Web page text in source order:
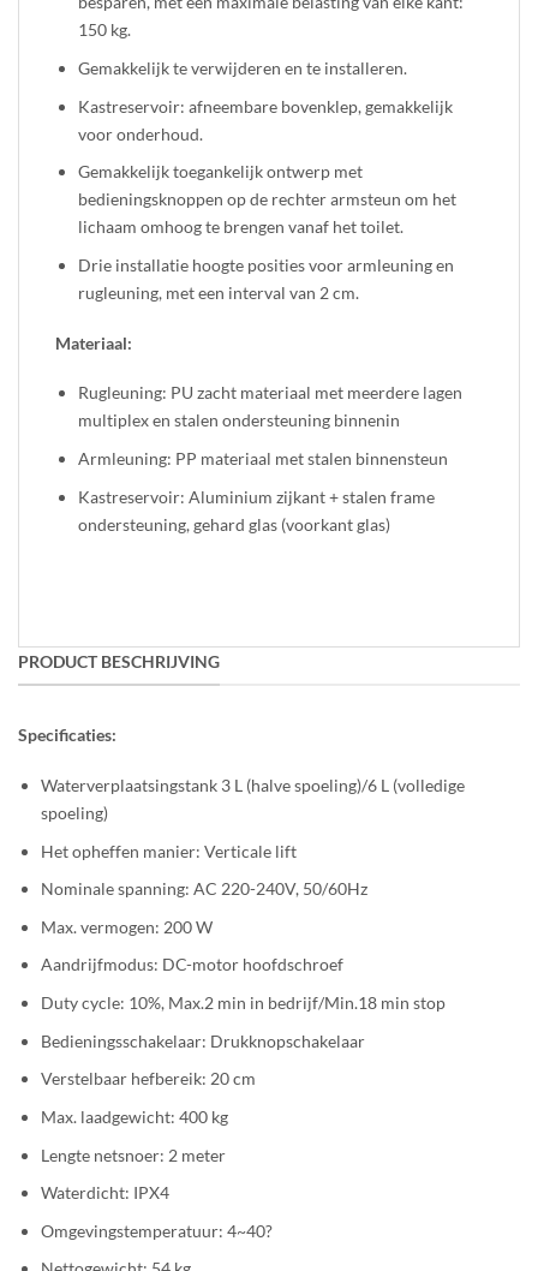
150 kg.
Gemakkelijk te verwijderen en te installeren.
Kastreservoir: afneembare bovenklep, gemakkelijk
voor onderhoud.
Gemakkelijk toegankelijk ontwerp met
bedieningsknoppen op de rechter armsteun om het
lichaam omhoog te brengen vanaf het toilet.
Drie installatie hoogte posities voor armleuning en
rugleuning, met een interval van 2 cm.
Materiaal:
Rugleuning: PU zacht materiaal met meerdere lagen
multiplex en stalen ondersteuning binnenin
Armleuning: PP materiaal met stalen binnensteun
Kastreservoir: Aluminium zijkant + stalen frame
ondersteuning, gehard glas (voorkant glas)
PRODUCT BESCHRIJVING
Specificaties:
Waterverplaatsingstank 3 L (halve spoeling)/6 L (volledige
spoeling)
Het opheffen manier: Verticale lift
Nominale spanning: AC 220-240V, 50/60Hz
Max. vermogen: 200 W
Aandrijfmodus: DC-motor hoofdschroef
Duty cycle: 10%, Max.2 min in bedrijf/Min.18 min stop
Bedieningsschakelaar: Drukknopschakelaar
Verstelbaar hefbereik: 20 cm
Max. laadgewicht: 400 kg
Lengte netsnoer: 2 meter
Waterdicht: IPX4
Omgevingstemperatuur: 4~40?